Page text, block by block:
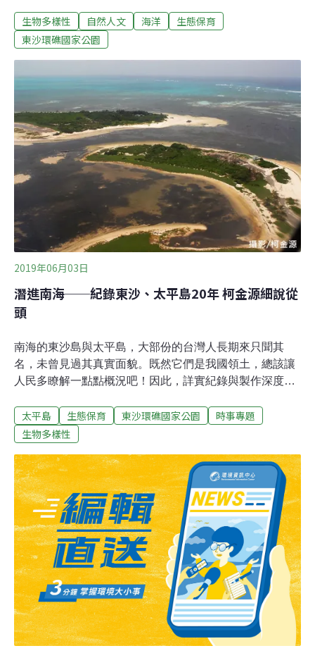
海明珠」之稱的東沙島。此次行程發現，島上原生植物的
復育過程實不容易！外來種植物銀合歡（Leucaena
所泌出的有毒汁液「含羞草氨酸」（Propanoic acid），
不僅阻止了島上原生植物生存及繁衍，更污染東沙及附近
海域的生態種源庫，導致「林相單一化」令人不樂見的局
面。有鑑於此，近期島上積極展開植物復育工作，將東沙
島自開發以前遍布島上的原生植物種諸如草海桐
（Scaevola taccada）、白避霜花（Pisonia grandis）、
橙花破布子（Cordia subco
生物多樣性 自然人文 海洋
生態保育
東沙環礁國家公園
2019年06月03日
潛進南海──紀錄東沙、太平島20年 柯金源細說從
頭
南海的東沙島與太平島，大部份的台灣人長期來只聞其
名，未曾見過其真實面貌。既然它們是我國領土，總該讓
人民多瞭解一點點概況吧！因此，詳實紀錄與製作深度報
期處於軍管狀態，所有資訊皆來自於官方，更增添了一層
神秘面紗，每次想更深入了解總是碰了軟釘子，就更加深
了撰寫採訪申請計畫，我開始搜集更多相關文史資料，發
現可用資料及環境生態相關的研究十分的少，心想，要經
營管理一座島嶼，如果對它了解有限，那所擬定的管理政
策又是否可靠呢？2000年間，太平島與東沙島的防衛任務
從陸戰隊轉移給海巡署，防務性質由軍事守衛的國防要
塞，轉換為海域治安、生態保育與人道救援為主。因此，
當時的國防單位與海巡署採取較為開放的態度，適度核准
媒體報導的申請，以彰顯駐守人員不只是換過制服而已。
從想像踏上實地 尋訪東沙與太平島因此，200
太平島 生態保育 東沙環礁國家公園
時事專題
生物多樣性